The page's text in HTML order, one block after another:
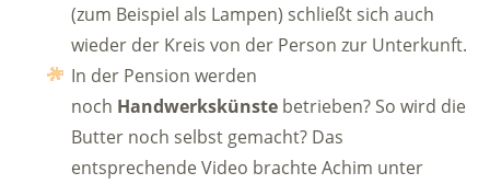
(zum Beispiel als Lampen) schließt sich auch
wieder der Kreis von der Person zur Unterkunft.
In der Pension werden
noch Handwerkskünste betrieben? So wird die
Butter noch selbst gemacht? Das
entsprechende Video brachte Achim unter